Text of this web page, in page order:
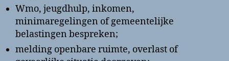
Wmo, jeugdhulp, inkomen,
minimaregelingen of gemeentelijke
belastingen bespreken;
melding openbare ruimte, overlast of